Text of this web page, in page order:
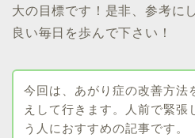
大の目標です！是非、参考に
良い毎日を歩んで下さい！
今回は、あがり症の改善方法
えして行きます。人前で緊張
う人におすすめの記事です。